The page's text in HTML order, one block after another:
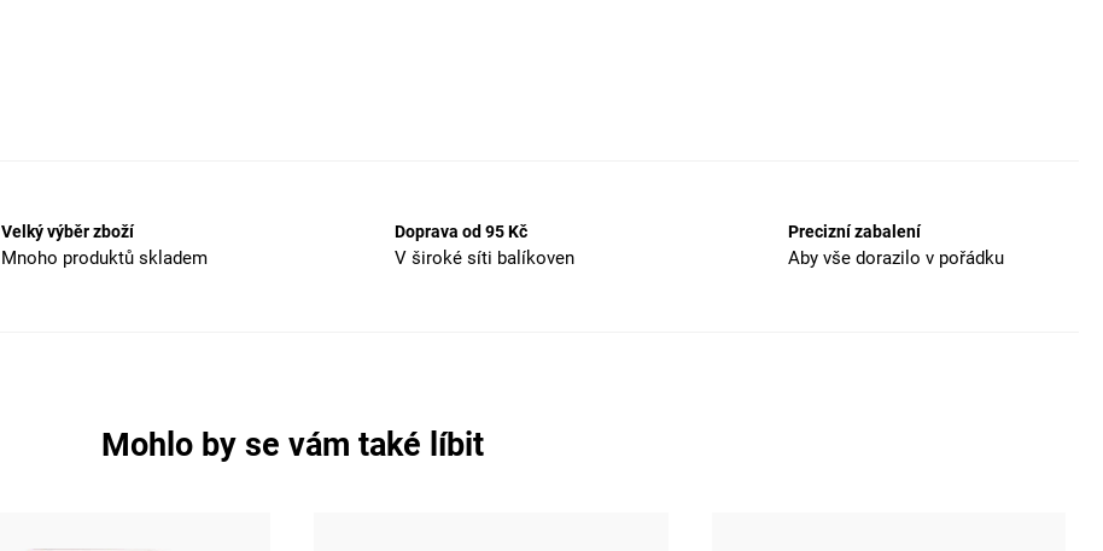
Velký výběr zboží
Mnoho produktů skladem
Doprava od 95 Kč
V široké síti balíkoven
Precizní zabalení
Aby vše dorazilo v pořádku
Mohlo by se vám také líbit